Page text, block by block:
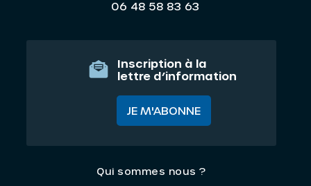
06 48 58 83 63
Inscription à la
lettre d’information
JE M'ABONNE
Qui sommes nous ?